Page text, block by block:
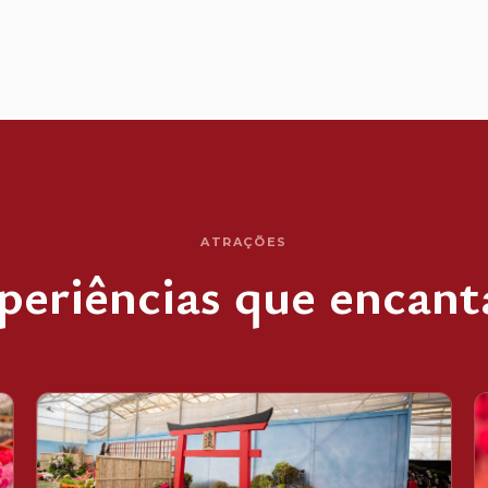
ATRAÇÕES
que